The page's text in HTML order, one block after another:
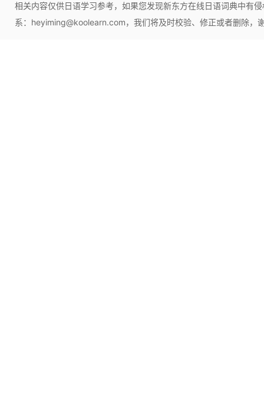
相关内容仅供日语学习参考，如果您发现新东方在线日语词典中有
系：heyiming@koolearn.com，我们将及时校验、修正或者删除，